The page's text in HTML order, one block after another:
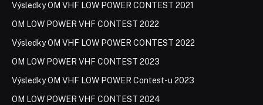
Výsledky OM VHF LOW POWER CONTEST 2021
OM LOW POWER VHF CONTEST 2022
Výsledky OM VHF LOW POWER CONTEST 2022
OM LOW POWER VHF CONTEST 2023
Výsledky OM VHF LOW POWER Contest-u 2023
OM LOW POWER VHF CONTEST 2024